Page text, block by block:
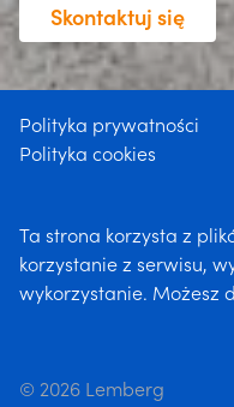
Skontaktuj się
Polityka prywatności
Polityka cookies
Ta strona korzysta z
korzystanie z serwisu,
wykorzystanie. Możesz
© 2026 Lemberg